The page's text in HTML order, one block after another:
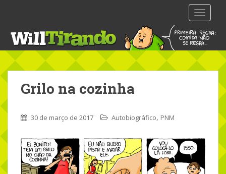
t
m
n
o
e
Grilo na cozinha
30 de março de 2017 Autobiográfico, PNM